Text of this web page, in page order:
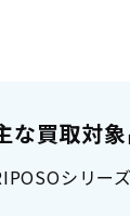
な買取対
シリー